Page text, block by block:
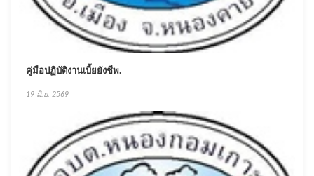
คู่มือปฏิบัติงานเบี้ยยังชีพ.
19 มิ.ย. 2569